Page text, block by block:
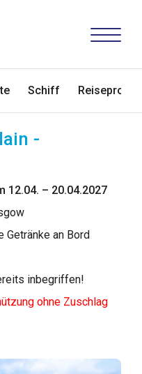
Schiff
-
12.04. – 20.04.2027
Getränke an Bord
inbegriffen!
ohne Zuschlag